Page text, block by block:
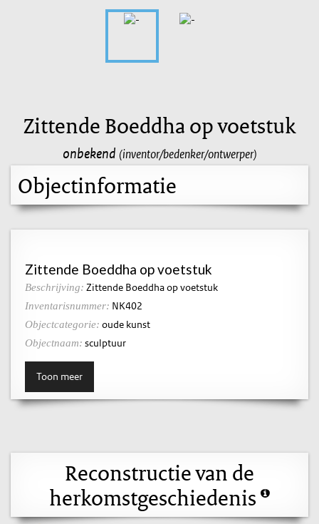
Zittende Boeddha op voetstuk
onbekend (inventor/bedenker/ontwerper)
Objectinformatie
Zittende Boeddha op voetstuk
Beschrijving: Zittende Boeddha op voetstuk
Inventarisnummer: NK402
Objectcategorie: oude kunst
Objectnaam: sculptuur
Toon meer
Reconstructie van de
herkomstgeschiedenis